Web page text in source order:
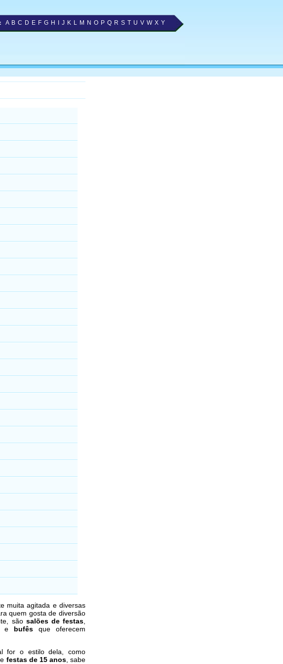
A B C D E F G H J K L M N O P Q R S T U V W X Y
muita agitada e diversas
quem gosta de diversão
são salões de festas
e bufês que oferecem
for o estilo dela, como
e festas de 15 anos, sabe